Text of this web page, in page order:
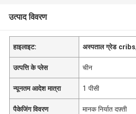
उत्पाद विवरण
हाइलाइट: अस्पताल ग्रेड cribs
उत्पत्ति के प्लेस चीन
न्यूनतम आदेश मात्रा 1 पीसी
पैकेजिंग विवरण मानक निर्यात दफ़्ती